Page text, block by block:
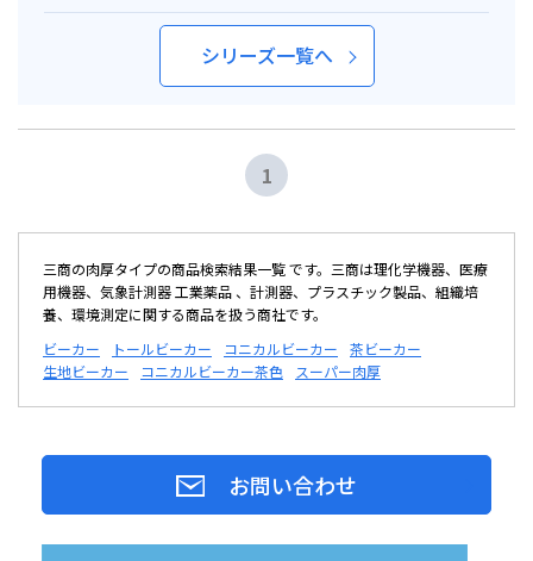
シリーズ一覧へ
1
三商の肉厚タイプの商品検索結果一覧 です。三商は理化学機器、医療
用機器、気象計測器 工業薬品 、計測器、プラスチック製品、組織培
養、環境測定に関する商品を扱う商社です。
ビーカー
トールビーカー コニカルビーカー
茶ビーカー
生地ビーカー
コニカルビーカー茶色 スーパー肉厚
お問い合わせ